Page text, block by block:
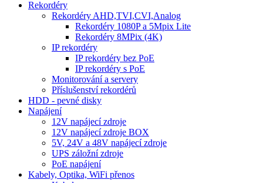
Rekordéry
Rekordéry AHD,TVI,CVI,Analog
Rekordéry 1080P a 5Mpix Lite
Rekordéry 8MPix (4K)
IP rekordéry
IP rekordéry bez PoE
IP rekordéry s PoE
Monitorování a servery
Příslušenství rekordérů
HDD - pevné disky
Napájení
12V napájecí zdroje
12V napájecí zdroje BOX
5V, 24V a 48V napájecí zdroje
UPS záložní zdroje
PoE napájení
Kabely, Optika, WiFi přenos